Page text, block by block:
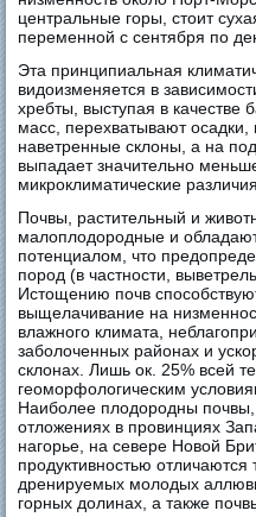
центральные горы, стоит
переменной с сентября по
Эта принципиальная
видоизменяется в
хребты, выступая в качестве
масс, перехватывают
наветренные склоны, а на
выпадает значительно
микроклиматические
Почвы, растительный и
малоплодородные и
потенциалом, что
пород (в частности,
Истощению почв
выщелачивание на
влажного климата,
заболоченных районах и
склонах. Лишь ок. 25% всей
геоморфологическим
Наиболее плодородны почвы,
отложениях в провинциях
нагорье, на севере Новой
продуктивностью
дренируемых молодых
горных долинах, а также